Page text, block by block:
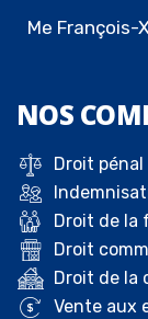
Me François-
NOS
Droit pénal
Droit de la
Droit
Droit de
Vente aux